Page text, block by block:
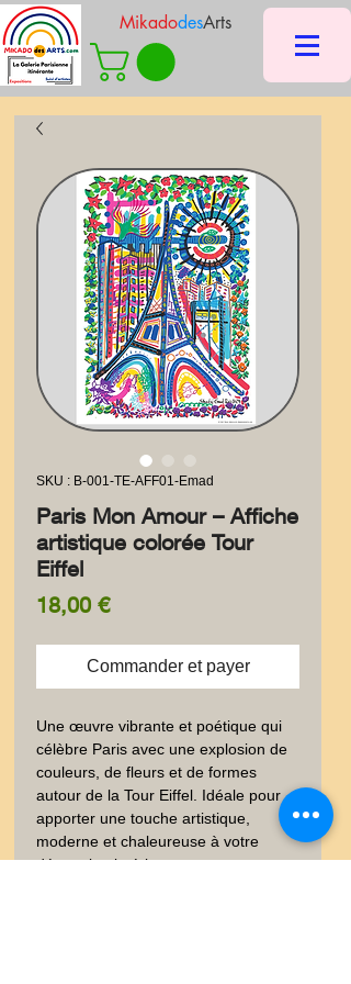
MikadodesArts
SKU : B-001-TE-AFF01-Emad
Paris Mon Amour – Affiche
artistique colorée Tour
Eiffel
18,00 €Prix
Commander et payer
Une œuvre vibrante et poétique qui
célèbre Paris avec une explosion de
couleurs, de fleurs et de formes
autour de la Tour Eiffel. Idéale pour
apporter une touche artistique,
moderne et chaleureuse à votre
décoration intérieure.